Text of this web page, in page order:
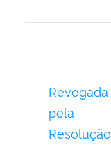
Revogada
pela
Resolução